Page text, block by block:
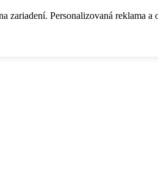
Personalizovaná reklama a